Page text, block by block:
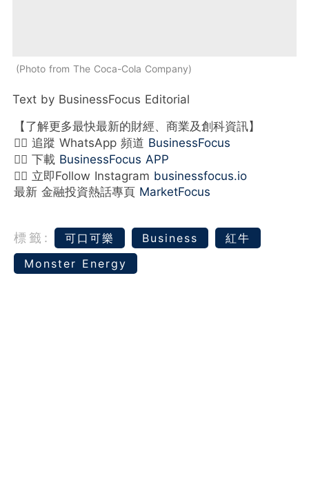
Photo from The Coca-Cola Company
Text by BusinessFocus Editorial
【了解更多最快最新的財經、商業及創科資訊】
👉🏻 追蹤 WhatsApp 頻道 BusinessFocus
👉🏻 下載 BusinessFocus APP
👉🏻 立即Follow Instagram businessfocus.io
最新 金融投資熱話專頁 MarketFocus
標籤: 可口可樂 Business
紅牛
Monster Energy